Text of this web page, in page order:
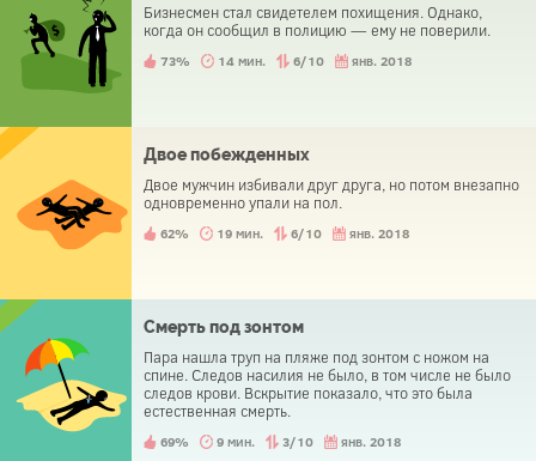
Бизнесмен стал свидетелем похищения. Однако,
когда он сообщил в полицию — ему не поверили.
73% 14 мин. 6/10 янв. 2018
Двое побежденных
Двое мужчин избивали друг друга, но потом внезапно
одновременно упали на пол.
62% 19 мин. 6/10 янв. 2018
Смерть под зонтом
Пара нашла труп на пляже под зонтом с ножом на
спине. Следов насилия не было, в том числе не было
следов крови. Вскрытие показало, что это была
естественная смерть.
69% 9 мин. 3/10 янв. 2018